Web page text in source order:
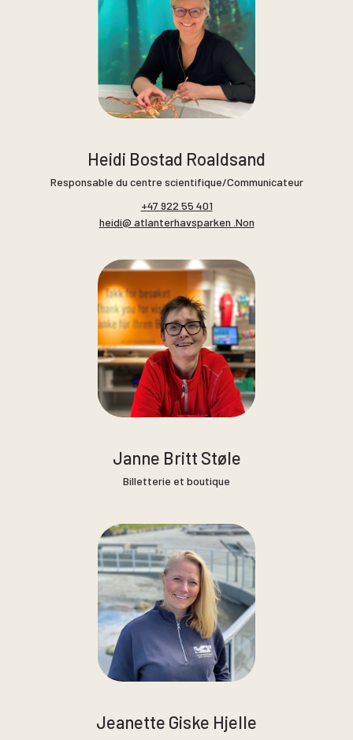
Heidi Bostad Roaldsand
Responsable du centre scientifique/Communicateur
+47 922 55 401
heidi@ atlanterhavsparken .Non
Janne Britt Støle
Billetterie et boutique
Jeanette Giske Hjelle